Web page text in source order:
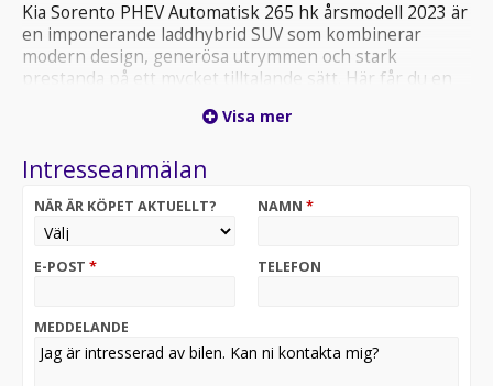
Kia Sorento PHEV Automatisk 265 hk årsmodell 2023 är
en imponerande laddhybrid SUV som kombinerar
modern design, generösa utrymmen och stark
prestanda på ett mycket tilltalande sätt. Här får du en
längre resor med familjen.
Bilen är mycket fräsch och väl omhändertagen,
genomgående mycket fint skick både invändigt och
utvändigt. Kupén bjuder på hög komfort, påkostade
är genomtänkt för att ge en bekväm och trivsam
Med 265 hästkrafter och automatisk växellåda
levererar Sorento en mjuk men kraftfull körning. Den
Visa mer
Intresseanmälan
NÄR ÄR KÖPET AKTUELLT? NAMN *
E-POST * TELEFON
MEDDELANDE